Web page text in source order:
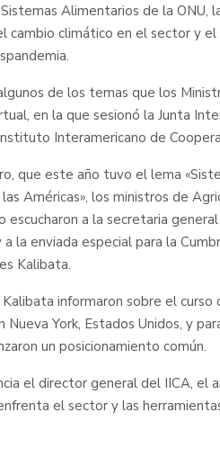
Alimentarios de la ONU,
cambio climático en el sector y
de los temas que los
en la que sesionó la Junta
Interamericano de
que este año tuvo el lema
Américas», los ministros de
escucharon a la secretaria
a la enviada especial para la
Kalibata.
informaron sobre el
Nueva York, Estados Unidos, y
un posicionamiento común.
el director general del IICA, el
el sector y las